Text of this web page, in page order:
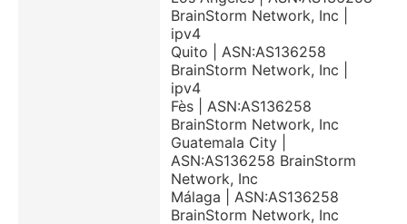
BrainStorm Network, Inc |
ipv4
Quito | ASN:AS136258
BrainStorm Network, Inc |
ipv4
Fès | ASN:AS136258
BrainStorm Network, Inc
Guatemala City |
ASN:AS136258 BrainStorm
Network, Inc
Málaga | ASN:AS136258
BrainStorm Network, Inc